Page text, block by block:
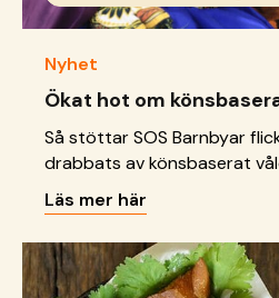
Nyhet
Ökat hot om
Så stöttar SOS Barnbyar
drabbats av könsbaserat
i Somalia.
Läs mer här